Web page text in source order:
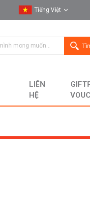
Tiếng Việt
English
LIÊN
HỆ